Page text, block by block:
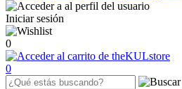
Iniciar sesión
0
0